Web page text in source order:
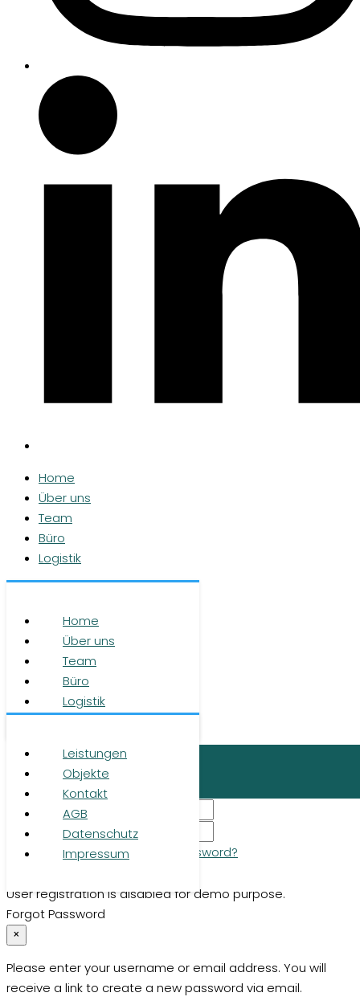
Home
Über uns
Team
Büro
Logistik
Home
Über uns
Team
Büro
Logistik
Kontakt
AGB
Datenschutz
Impressum
Leistungen
Objekte
Kontakt
AGB
Datenschutz
Impressum
Login
Remember meLost your password?
User registration is disabled for demo purpose.
Forgot Password
×
Please enter your username or email address. You will
receive a link to create a new password via email.